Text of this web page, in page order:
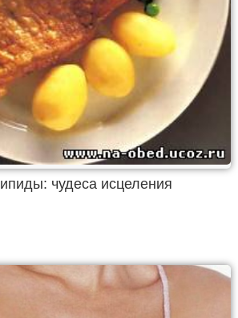
чудеса исцеления